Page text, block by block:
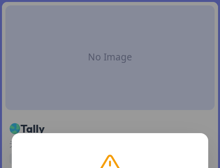
Tally
无代码表单工具，免费版即可无限制发布表单并接收提交。